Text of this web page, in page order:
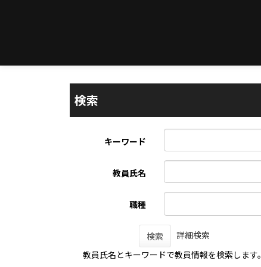
検索
キーワード
教員氏名
職種
検索
詳細検索
教員氏名とキーワードで教員情報を検索します。